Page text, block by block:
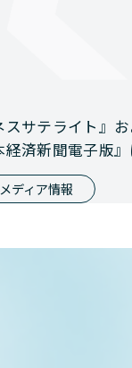
スサテライト』
済新聞電子版
が報じられまし
メディア情報